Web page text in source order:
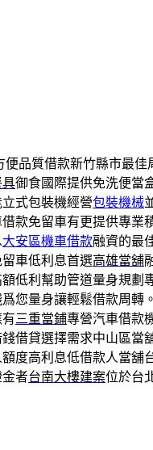
便品質借款新竹縣市最佳
具御食國際提供免洗便當
式包裝機經營包裝機械
款免留車有更提供專業
大安區機車借款融資的最
車低利息首選高雄當舖
低利幫助管道量身規劃
爲您量身讓輕鬆借款周轉
三重當鋪專營汽車借款
借貸選擇需求中山區當
額度高利息低借款人當舖
者台南大樓建案位於台